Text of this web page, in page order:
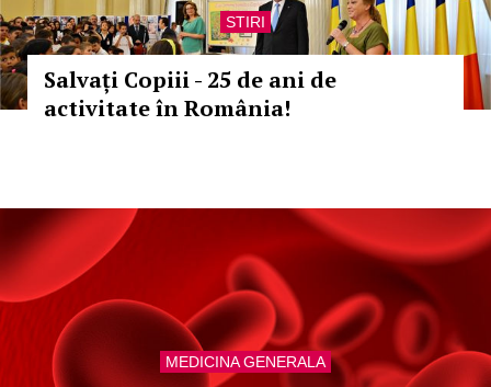
STIRI
Salvați Copiii - 25 de ani de
activitate în România!
MEDICINA GENERALA